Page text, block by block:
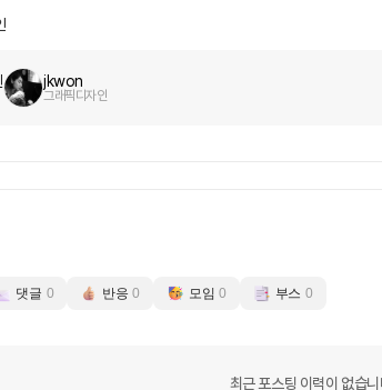
jkwon
그래픽디자인
댓글 0 반응 0 모임 0 부스 0
최근 포스팅 이력이 없습